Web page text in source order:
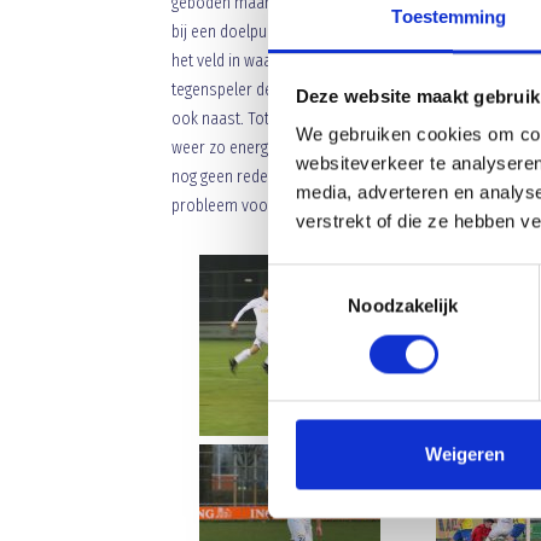
Toestemming
Deze website maakt
We gebruiken cookies om
websiteverkeer te
media, adverteren en
verstrekt of die ze hebben
Noodzakelijk
Weigeren
bij een doelpunt. Uit een corner kan Tony de Groot bij
het veld in waarbij Brahim de bal in tweede instantie
tegenspeler de bal kan mee nemen om vervolgens af
ook naast. Tot aan de rust geen opwindende
weer zo energiek aan het werk te zien. Trainer
nog geen reden toe dus dezelfde elf keren terug op
probleem voor Brahim.